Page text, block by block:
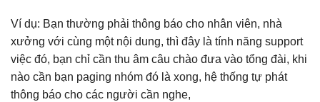
Ví dụ: Bạn thường phải thông báo cho nhân viên, nhà
xưởng với cùng một nội dung, thì đây là tính năng support
việc đó, bạn chỉ cần thu âm câu chào đưa vào tổng đài, khi
nào cần bạn paging nhóm đó là xong, hệ thống tự phát
thông báo cho các người cần nghe,